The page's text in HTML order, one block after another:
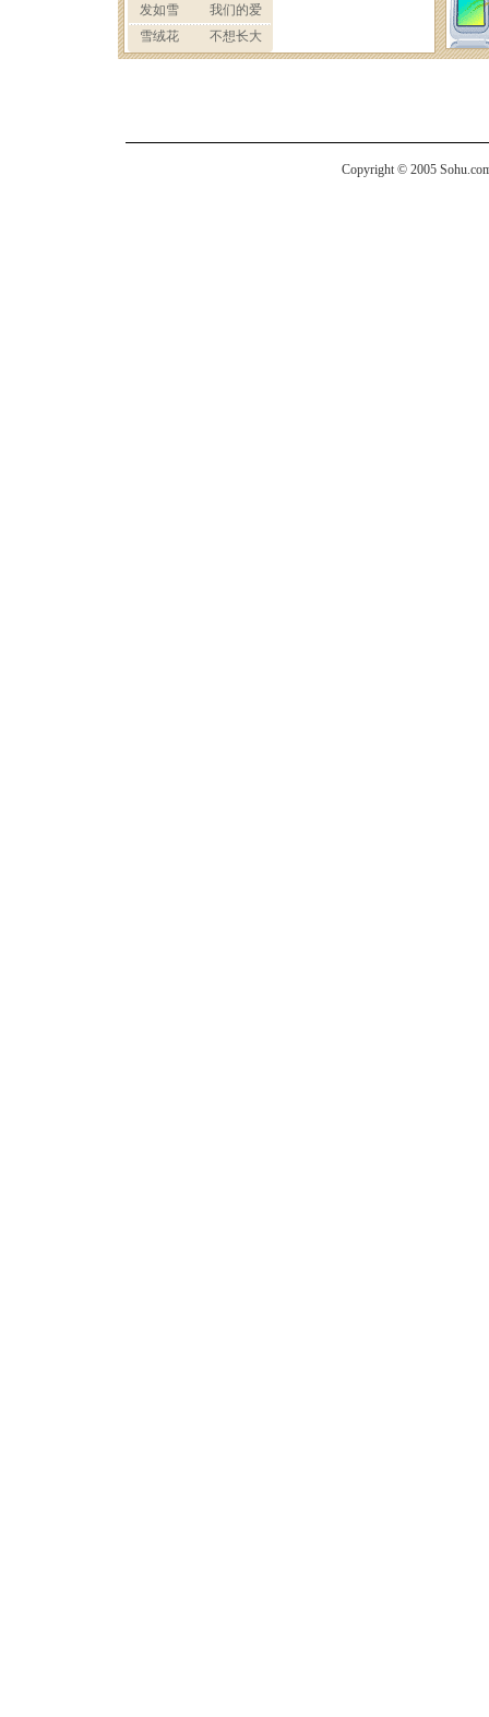
Copyright © 2005